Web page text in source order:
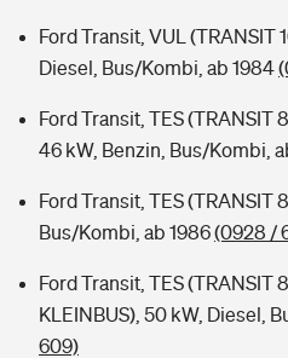
Ford Transit, VUL (TRANSIT
Diesel, Bus/Kombi, ab 1984
Ford Transit, TES (TRANSIT
46 kW, Benzin, Bus/Kombi,
Ford Transit, TES (TRANSIT
Bus/Kombi, ab 1986(0928 /
Ford Transit, TES (TRANSIT
KLEINBUS), 50 kW, Diesel,
609)